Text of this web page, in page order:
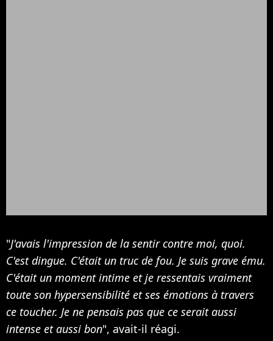
"J'avais l'impression de la sentir contre moi, quoi.
C'est dingue. C'était un truc de fou. Je suis grave ému.
C'était un moment intime et je ressentais vraiment
toute son hypersensibilité et ses émotions à travers
ce toucher. Je ne pensais pas que ce serait aussi
intense et aussi bon", avait-il réagi.